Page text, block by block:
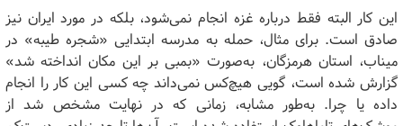
این کار البته فقط درباره غزه انجام نمی‌شود، بلکه در مورد ایران نیز
صادق است. برای مثال، حمله به مدرسه ابتدایی «شجره طیبه» در
میناب، استان هرمزگان، به‌صورت «بمبی بر این مکان انداخته شد»
گزارش شده است، گویی هیچ‌کس نمی‌داند چه کسی این کار را انجام
داده یا چرا. به‌طور مشابه، زمانی که در نهایت مشخص شد از